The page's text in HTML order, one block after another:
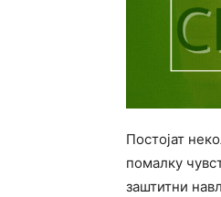
Постојат
помалку
заштитни